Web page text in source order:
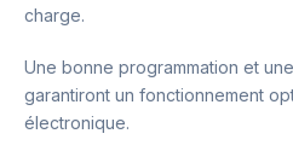
charge.
Une bonne programmation et
garantiront un fonctionnement
électronique.